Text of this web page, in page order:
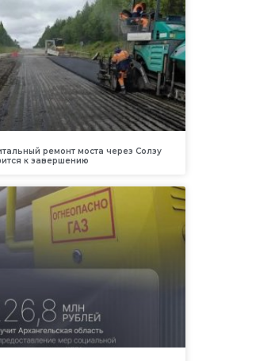
ремонт моста через Солзу
к завершению